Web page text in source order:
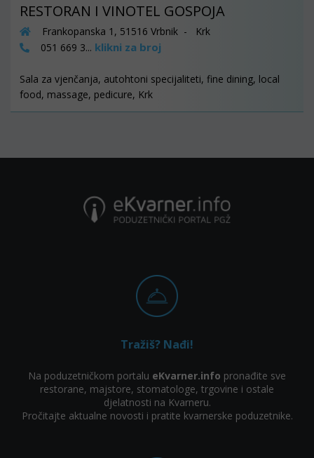
RESTORAN I VINOTEL GOSPOJA
Frankopanska 1, 51516 Vrbnik - Krk
051 669 3... klikni za broj
Sala za vjenčanja, autohtoni specijaliteti, fine dining, local
food, massage, pedicure, Krk
Tražiš? Nađi!
Na poduzetničkom portalu eKvarner.info pronađite sve
restorane, majstore, stomatologe, trgovine i ostale
djelatnosti na Kvarneru.
Pročitajte aktualne novosti i pratite kvarnerske poduzetnike.